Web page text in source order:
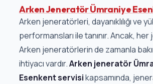
Arken Jeneratör Ümraniye
Arken jeneratörleri, dayanıklılığı ve
performansları ile tanınır. Ancak,
Arken jeneratörlerin de zamanla
ihtiyacı vardır.Arken jeneratör
Esenkent servisikapsamında,